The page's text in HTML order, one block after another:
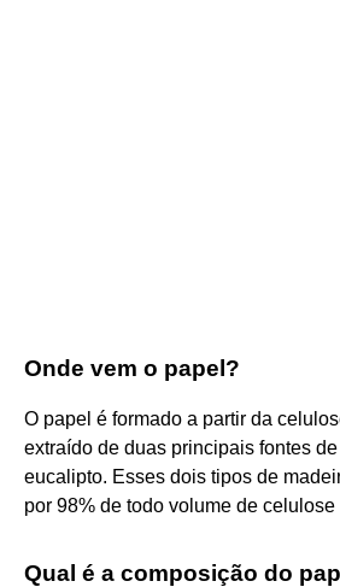
Onde vem o papel?
O papel é formado a partir da
extraído de duas principais fontes
eucalipto. Esses dois tipos de
por 98% de todo volume de
Qual é a composição do